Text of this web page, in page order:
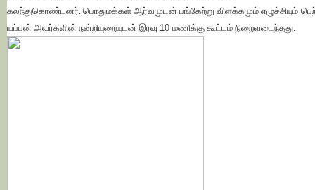
கலந்துகொண்டனர். பொதுமக்கள் ஆர்வமுடன் பங்கேற்று விளக்கமும் எழுச்சியும்
யப்பன் அவர்களின் நன்றியுறையுடன் இரவு 10 மணிக்கு கூட்டம் நிறைவடைந்தது.